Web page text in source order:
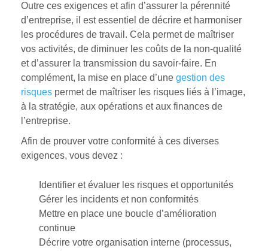
Outre ces exigences et afin d’assurer la pérennité
d’entreprise, il est essentiel de décrire et harmoniser
les procédures de travail. Cela permet de maîtriser
vos activités, de diminuer les coûts de la non-qualité
et d’assurer la transmission du savoir-faire. En
complément, la mise en place d’une gestion des
risques permet de maîtriser les risques liés à l’image,
à la stratégie, aux opérations et aux finances de
l’entreprise.
Afin de prouver votre conformité à ces diverses
exigences, vous devez :
Identifier et évaluer les risques et opportunités
Gérer les incidents et non conformités
Mettre en place une boucle d’amélioration
continue
Décrire votre organisation interne (processus,